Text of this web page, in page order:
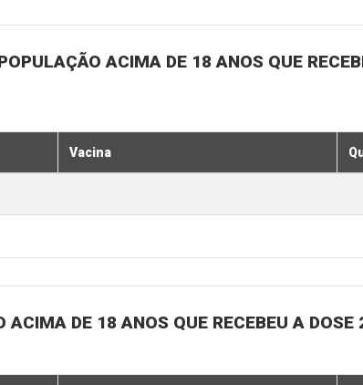
ACIMA DE 18 ANOS QUE
Vacina
ACIMA DE 18 ANOS QUE RECEBEU A